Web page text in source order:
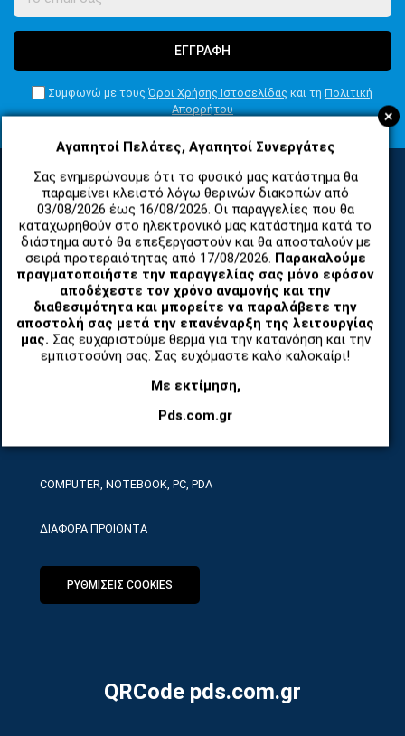
+
Αγαπητοί Πελάτες, Αγαπητοί Συνεργάτες
Σας ενημερώνουμε ότι το φυσικό μας κατάστημα θα
παραμείνει κλειστό λόγω θερινών διακοπών από
03/08/2026 έως 16/08/2026. Οι παραγγελίες που θα
καταχωρηθούν στο ηλεκτρονικό μας κατάστημα κατά το
διάστημα αυτό θα επεξεργαστούν και θα αποσταλούν με
σειρά προτεραιότητας από 17/08/2026. Παρακαλούμε
πραγματοποιήστε την παραγγελίας σας μόνο εφόσον
αποδέχεστε τον χρόνο αναμονής και την
διαθεσιμότητα και μπορείτε να παραλάβετε την
αποστολή σας μετά την επανέναρξη της λειτουργίας
μας. Σας ευχαριστούμε θερμά για την κατανόηση και την
εμπιστοσύνη σας. Σας ευχόμαστε καλό καλοκαίρι!
Με εκτίμηση,
Pds.com.gr
ΕΓΓΡΑΦΗ
Συμφωνώ με τους Όροι Χρήσης Ιστοσελίδας και τη Πολιτική
Απορρήτου
ΚΑΤΗΓΟΡΙΕΣ
ΑΝΤΑΛΛΑΚΤΙΚΑ ΚΑΙ ΑΞΕΣΟΥΑΡ ΚΙΝΗΤΩΝ ΤΗΛΕΦΩΝΩΝ
TABLET
ΤΗΛΕΠΙΚΟΙΝΩΝΙΕΣ, ΑΣΥΡΜΑΤΑ, FCT
COMPUTER, NOTEBOOK, PC, PDA
ΔΙΑΦΟΡΑ ΠΡΟΙΟΝΤΑ
ΡΥΘΜΙΣΕΙΣ COOKIES
QRCode pds.com.gr